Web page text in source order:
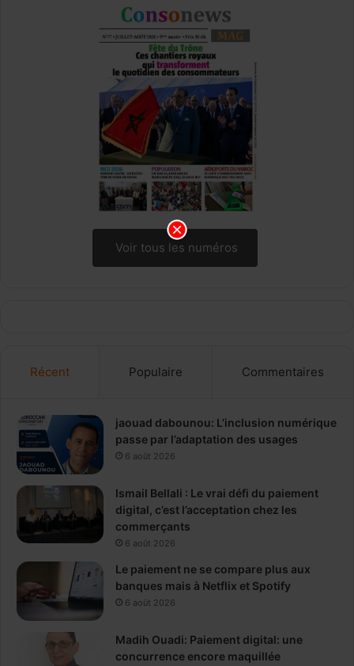
Voir tous les numéros
Récent Populaire Commentaires
jaouad dabounou: L’inclusion numérique
passe par l’adaptation des usages
6 août 2026
Ismail Bellali : Le vrai défi du paiement
digital, c’est l’acceptation chez les
commerçants
6 août 2026
Le paiement ne se compare plus aux
banques mais à Netflix et Spotify
6 août 2026
Madih Ouadi: Paiement digital: une
concurrence encore maquillée